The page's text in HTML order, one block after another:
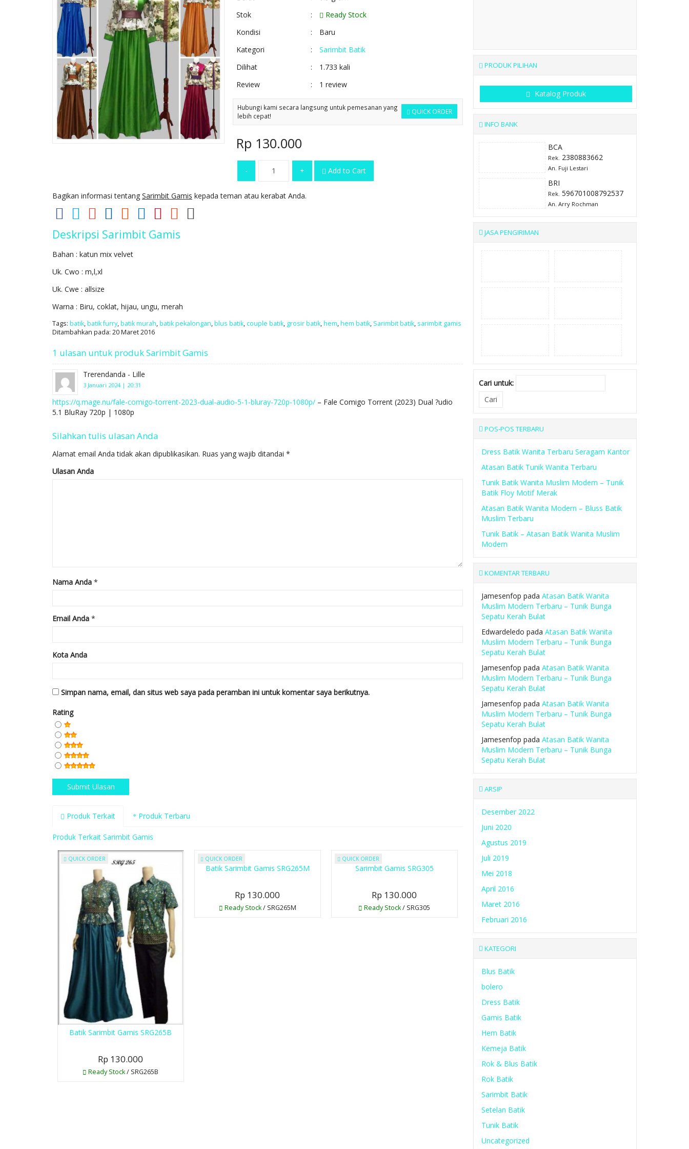
Stok
:
Ready Stock
Kondisi
:
Baru
Kategori
:
Sarimbit Batik
Dilihat
:
1.733 kali
Review
: 1 review
QUICK ORDER
Hubungi kami secara langsung untuk pemesanan yang
lebih cepat!
Rp 130.000
- + Add to Cart
Bagikan informasi tentang Sarimbit Gamis kepada teman atau kerabat Anda.
Deskripsi Sarimbit Gamis
Bahan : katun mix velvet
Uk. Cwo : m,l,xl
Uk. Cwe : allsize
Warna : Biru, coklat, hijau, ungu, merah
Tags: batik,batik furry,batik murah,batik pekalongan,blus batik,couple batik, grosir batik,hem,hem batik, Sarimbit batik, sarimbit gamis
Ditambahkan pada: 20 Maret 2016
1 ulasan untuk produk Sarimbit Gamis
Trerendanda - Lille
3 Januari 2024 | 20:31
https://q.mage.nu/fale-comigo-torrent-2023-dual-audio-5-1-bluray-720p-1080p/ – Fale Comigo Torrent (2023) Dual ?udio
5.1 BluRay 720p | 1080p
Silahkan tulis ulasan Anda
Alamat email Anda tidak akan dipublikasikan. Ruas yang wajib ditandai *
Ulasan Anda
Nama Anda *
Email Anda *
Kota Anda
Simpan nama, email, dan situs web saya pada peramban ini untuk komentar saya berikutnya.
Rating
Produk Terkait Produk Terbaru
Produk Terkait Sarimbit Gamis
QUICK ORDER
Batik Sarimbit Gamis SRG265B
Rp 130.000
Ready Stock/ SRG265B
QUICK ORDER
Batik Sarimbit Gamis SRG265M
Rp 130.000
Ready Stock/ SRG265M
QUICK ORDER
Sarimbit Gamis SRG305
Rp 130.000
Ready Stock/ SRG305
PRODUK PILIHAN
Katalog Produk
INFO BANK
BCA
Rek. 2380883662
An. Fuji Lestari
BRI
Rek. 596701008792537
An. Arry Rochman
JASA PENGIRIMAN
Cari untuk:
POS-POS TERBARU
Dress Batik Wanita Terbaru Seragam Kantor
Atasan Batik Tunik Wanita Terbaru
Tunik Batik Wanita Muslim Modern – Tunik
Batik Floy Motif Merak
Atasan Batik Wanita Modern – Bluss Batik
Muslim Terbaru
Tunik Batik – Atasan Batik Wanita Muslim
Modern
KOMENTAR TERBARU
Jamesenfop pada Atasan Batik Wanita
Muslim Modern Terbaru – Tunik Bunga
Sepatu Kerah Bulat
Edwardeledo pada Atasan Batik Wanita
Muslim Modern Terbaru – Tunik Bunga
Sepatu Kerah Bulat
Jamesenfop pada Atasan Batik Wanita
Muslim Modern Terbaru – Tunik Bunga
Sepatu Kerah Bulat
Jamesenfop pada Atasan Batik Wanita
Muslim Modern Terbaru – Tunik Bunga
Sepatu Kerah Bulat
Jamesenfop pada Atasan Batik Wanita
Muslim Modern Terbaru – Tunik Bunga
Sepatu Kerah Bulat
ARSIP
Desember 2022
Juni 2020
Agustus 2019
Juli 2019
Mei 2018
April 2016
Maret 2016
Februari 2016
KATEGORI
Blus Batik
bolero
Dress Batik
Gamis Batik
Hem Batik
Kemeja Batik
Rok & Blus Batik
Rok Batik
Sarimbit Batik
Setelan Batik
Tunik Batik
Uncategorized